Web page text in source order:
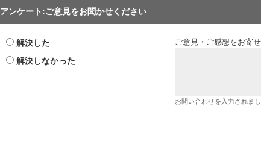
アンケート:ご意見をお聞かせください
解決した
解決しなかった
ご意見・ご感想をお寄
お問い合わせを入力されま